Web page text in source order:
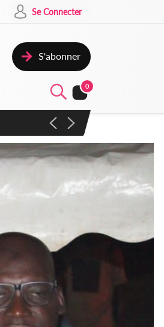
Se Connecter
S'abonner
0